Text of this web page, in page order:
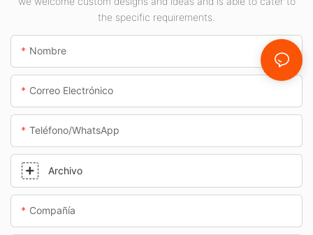
subterráneos.the specific requirements.
Nombre
Correo Electrónico
Teléfono/WhatsApp
Archivo
Compañía